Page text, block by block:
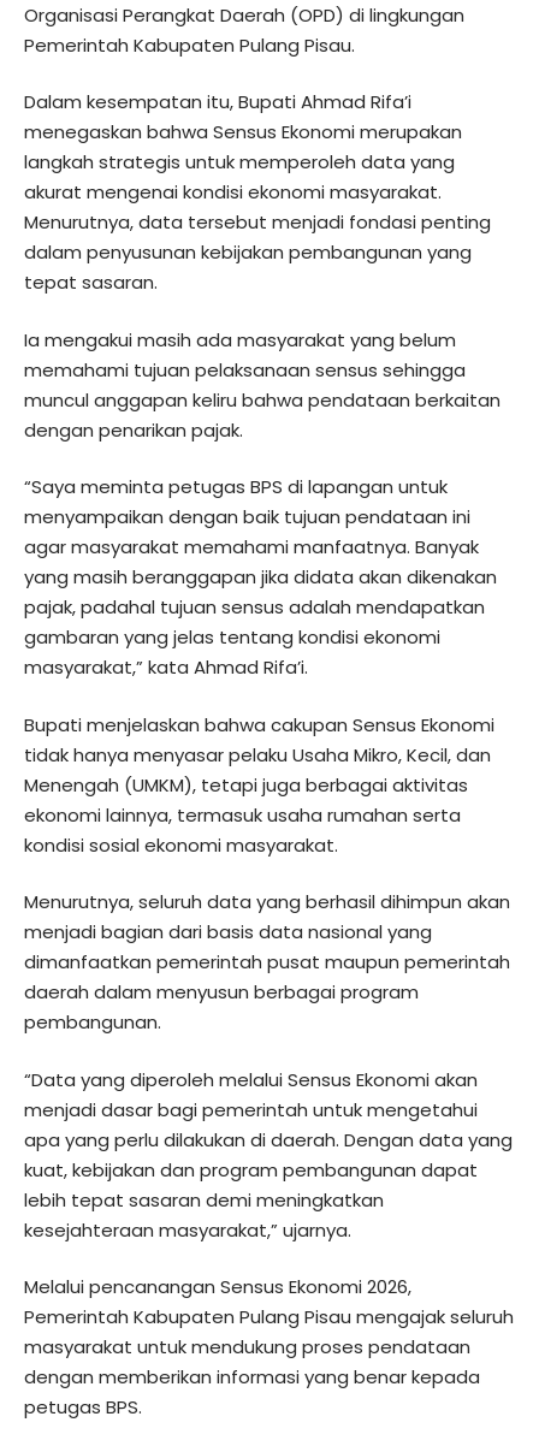
Organisasi Perangkat Daerah (OPD) di lingkungan
Pemerintah Kabupaten Pulang Pisau.
Dalam kesempatan itu, Bupati Ahmad Rifa’i
menegaskan bahwa Sensus Ekonomi merupakan
langkah strategis untuk memperoleh data yang
akurat mengenai kondisi ekonomi masyarakat.
Menurutnya, data tersebut menjadi fondasi penting
dalam penyusunan kebijakan pembangunan yang
tepat sasaran.
Ia mengakui masih ada masyarakat yang belum
memahami tujuan pelaksanaan sensus sehingga
muncul anggapan keliru bahwa pendataan berkaitan
dengan penarikan pajak.
“Saya meminta petugas BPS di lapangan untuk
menyampaikan dengan baik tujuan pendataan ini
agar masyarakat memahami manfaatnya. Banyak
yang masih beranggapan jika didata akan dikenakan
pajak, padahal tujuan sensus adalah mendapatkan
gambaran yang jelas tentang kondisi ekonomi
masyarakat,” kata Ahmad Rifa’i.
Bupati menjelaskan bahwa cakupan Sensus Ekonomi
tidak hanya menyasar pelaku Usaha Mikro, Kecil, dan
Menengah (UMKM), tetapi juga berbagai aktivitas
ekonomi lainnya, termasuk usaha rumahan serta
kondisi sosial ekonomi masyarakat.
Menurutnya, seluruh data yang berhasil dihimpun akan
menjadi bagian dari basis data nasional yang
dimanfaatkan pemerintah pusat maupun pemerintah
daerah dalam menyusun berbagai program
pembangunan.
“Data yang diperoleh melalui Sensus Ekonomi akan
menjadi dasar bagi pemerintah untuk mengetahui
apa yang perlu dilakukan di daerah. Dengan data yang
kuat, kebijakan dan program pembangunan dapat
lebih tepat sasaran demi meningkatkan
kesejahteraan masyarakat,” ujarnya.
Melalui pencanangan Sensus Ekonomi 2026,
Pemerintah Kabupaten Pulang Pisau mengajak seluruh
masyarakat untuk mendukung proses pendataan
dengan memberikan informasi yang benar kepada
petugas BPS.